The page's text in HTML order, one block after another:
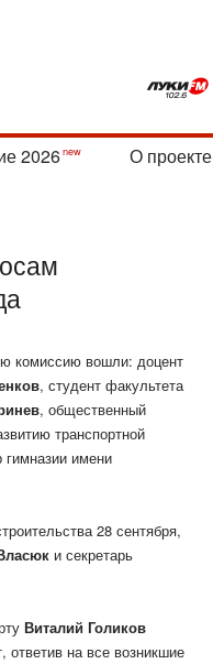
2026 О проекте
комиссию вошли: доцент
, студент факультета
, общественный
транспортной
гимназии имени
28 сентября,
и секретарь
Виталий Голиков
на все возникшие